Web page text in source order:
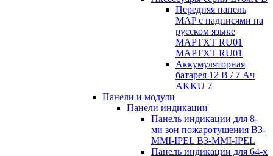
Передняя панель
MAP с надписями на
русском языке
MAPTXT RU01
MAPTXT RU01
Аккумуляторная
батарея 12 В / 7 Aч
AKKU 7
Панели и модули
Панели индикации
Панель индикации для 8-
ми зон пожаротушения B3-
MMI-IPEL B3-MMI-IPEL
Панель индикации для 64-х